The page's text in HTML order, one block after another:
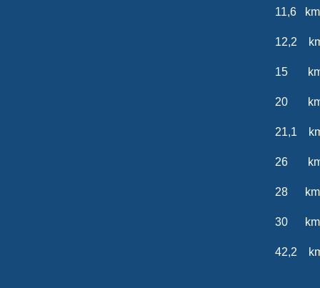
11,6
12,2
15
20 km
21,1
26 km
28 km
30
42,2